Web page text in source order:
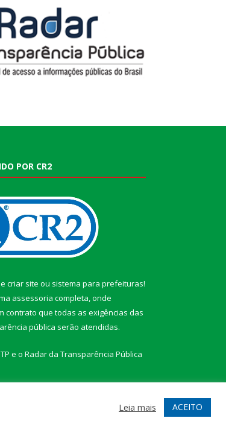
POR CR2
criar site ou sistema para prefeituras!
assessoria completa, onde
contrato que todas as exigências das
pública serão atendidas.
e o Radar da Transparência Pública
Leia mais ACEITO